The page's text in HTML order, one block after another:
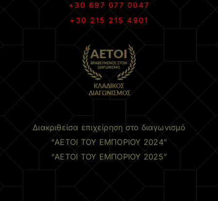
+30 697 077 0047
+30 215 215 4901
Διακριθείσα επιχείρηση στο διαγωνισμό
“ΑΕΤΟΙ ΤΟΥ ΕΜΠΟΡΙΟΥ 2024”
“ΑΕΤΟΙ ΤΟΥ ΕΜΠΟΡΙΟΥ 2025”